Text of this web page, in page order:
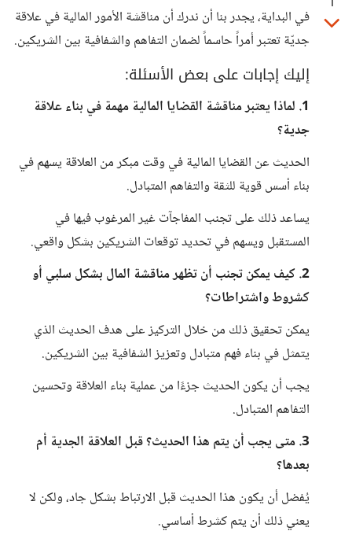
في البداية، يجدر بنا أن ندرك أن مناقشة الأمور المالية في علاقة
جديّة تعتبر أمراً حاسماً لضمان التفاهم والشفافية بين الشريكين.
إليك إجابات على بعض الأسئلة:
1. لماذا يعتبر مناقشة القضايا المالية مهمة في بناء علاقة
جدية؟
الحديث عن القضايا المالية في وقت مبكر من العلاقة يسهم في
بناء أسس قوية للثقة والتفاهم المتبادل.
يساعد ذلك على تجنب المفاجآت غير المرغوب فيها في
المستقبل ويسهم في تحديد توقعات الشريكين بشكل واقعي.
2. كيف يمكن تجنب أن تظهر مناقشة المال بشكل سلبي أو
كشروط واشتراطات؟
يمكن تحقيق ذلك من خلال التركيز على هدف الحديث الذي
يتمثل في بناء فهم متبادل وتعزيز الشفافية بين الشريكين.
يجب أن يكون الحديث جزءًا من عملية بناء العلاقة وتحسين
التفاهم المتبادل.
3. متى يجب أن يتم هذا الحديث؟ قبل العلاقة الجدية أم
بعدها؟
يُفضل أن يكون هذا الحديث قبل الارتباط بشكل جاد، ولكن لا
يعني ذلك أن يتم كشرط أساسي.